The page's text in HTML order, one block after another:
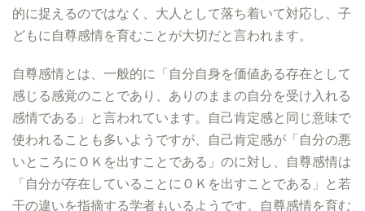
的に捉えるのではなく、大人として落ち着いて対応し、子
どもに自尊感情を育むことが大切だと言われます。
自尊感情とは、一般的に「自分自身を価値ある存在として
感じる感覚のことであり、ありのままの自分を受け入れる
感情である」と言われています。自己肯定感と同じ意味で
使われることも多いようですが、自己肯定感が「自分の悪
いところにＯＫを出すことである」のに対し、自尊感情は
「自分が存在していることにＯＫを出すことである」と若
干の違いを指摘する学者もいるようです。自尊感情を育む